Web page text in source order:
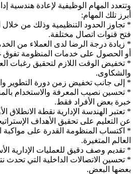
وتتعدد المهام الوظيفية لإعادة هندسية
أبرز تلك المهام:
* تجاوز الحدود التنظيمية وذلك من
فتح قنوات اتصال مختلفة.
* زيادة درجة الرضا لدى العملاء من
أو الحصول على خدمات المنظومة تفوق
* تخفيض الوقت اللازم لتحقيق رغبات
والشكاوى.
* إلى جانب تخفيض زمن دورة التطوير
* تحسين نصيب المعرفة والاستخدام
خبرة بعض الأفراد فقط.
* تعتبر الهندسة الإدارية نقطة الانطلاق
عن التعليم على تحقيق الأهداف
* اكتساب المنظومة القدرة على مواكبة
العالم المتغيرة.
* تقديم وصف دقيق للعمليات الإدارية
* تحسين الاتصالات الداخلية التي تحدث
بعضها البعض.